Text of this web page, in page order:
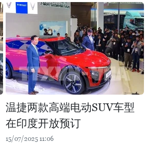
温捷两款高端电动SUV车型
在印度开放预订
15/07/2025 11:06